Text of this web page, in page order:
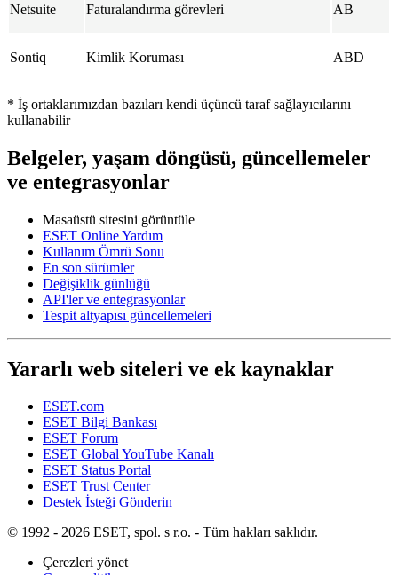
Netsuite Faturalandırma görevleri AB
Sontiq Kimlik Koruması ABD
* İş ortaklarımızdan bazıları kendi üçüncü taraf sağlayıcılarını
kullanabilir
Belgeler, yaşam döngüsü, güncellemeler
ve entegrasyonlar
Masaüstü sitesini görüntüle
ESET Online Yardım
Kullanım Ömrü Sonu
En son sürümler
Değişiklik günlüğü
API'ler ve entegrasyonlar
Tespit altyapısı güncellemeleri
Yararlı web siteleri ve ek kaynaklar
ESET.com
ESET Bilgi Bankası
ESET Forum
ESET Global YouTube Kanalı
ESET Status Portal
ESET Trust Center
Destek İsteği Gönderin
© 1992 - 2026 ESET, spol. s r.o. - Tüm hakları saklıdır.
Çerezleri yönet